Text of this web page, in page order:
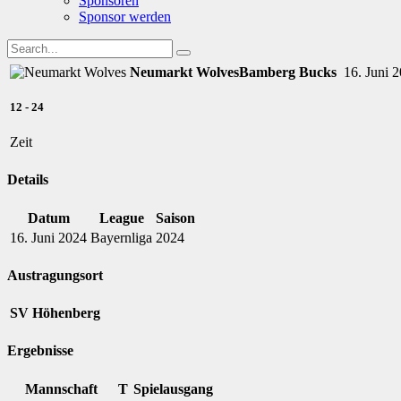
Sponsor werden
Neumarkt WolvesBamberg Bucks 16. Juni
12 - 24
Zeit
Details
Datum League
Saison
16. Juni 2024 Bayernliga 2024
Austragungsort
SV Höhenberg
Ergebnisse
Mannschaft T Spielausgang